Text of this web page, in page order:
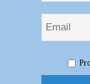
Romagna,